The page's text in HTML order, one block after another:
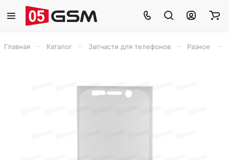
Главная Каталог Запчасти для телефонов Разное